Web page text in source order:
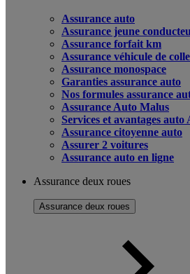
Assurance auto
Assurance jeune
Assurance forfait km
Assurance véhicule de
Assurance monospace
Garanties assurance auto
Nos formules assurance
Assurance Auto Malus
Services et avantages auto
Assurance citoyenne auto
Assurer 2 voitures
Assurance auto en ligne
Assurance deux roues
Assurance deux roues